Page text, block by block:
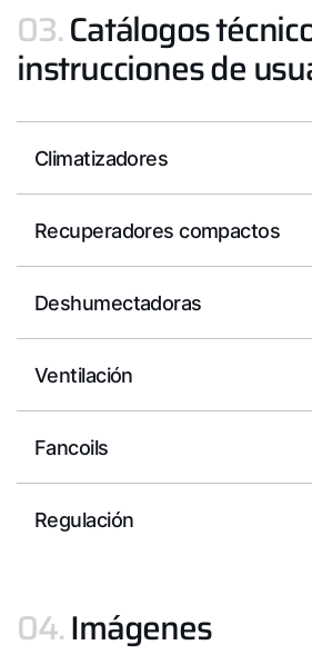
03.Catálogos
instrucciones de
Climatizadores
Recuperadores compactos
Deshumectadoras
Ventilación
Fancoils
Regulación
04.Imágenes